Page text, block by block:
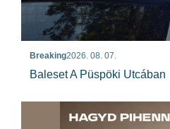
Breaking2026. 08. 07.
Baleset A Püspöki Utcában